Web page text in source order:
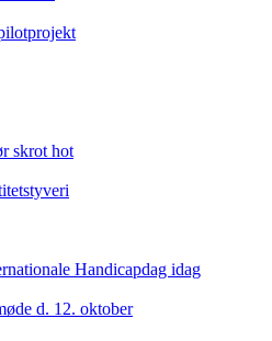
skrot hot
Handicapdag idag
d. 12. oktober